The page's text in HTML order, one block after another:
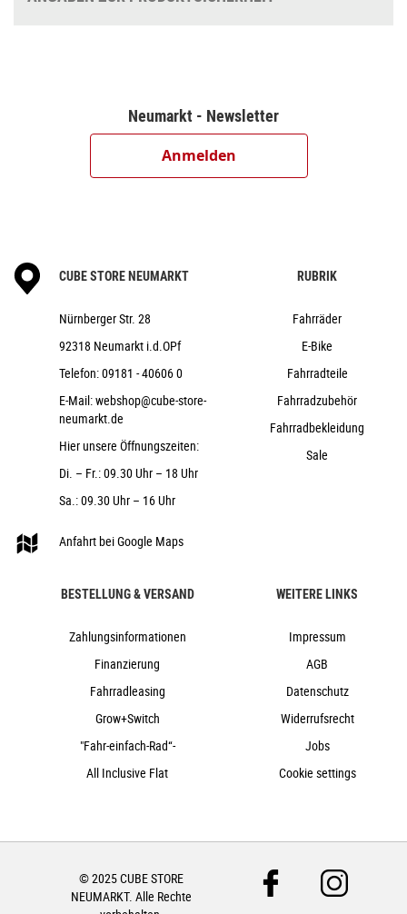
(203/203)
Shimano CN-M6100
Shimano HB-MT400-B, 15mm, Boost,
CUBE Rise Trail Bar Pro, 740mm
ACID React Pro / EE: ACID Hybrid Perform
Routing), BlockLock 120°, Top Zero-Stack 1 1/2" (ZS 56mm),
Bottom Zero-Stack 1 1/2" (ZS 56mm)
ACID PP MTB
CUBE Performance Post, 30.9mm
Natural Fit Sequence
23,4 kg
olive´n´green
2024
e-Bike, Hardtail, Mountainbike
nein
2024
Tiefeinstieg
Scheibenbremsen hydraulisch
nein
nein
625Wh
Neumarkt - Newsletter
Anmelden
CUBE STORE NEUMARKT
Nürnberger Str. 28
92318 Neumarkt i.d.OPf
Telefon:09181 - 40606 0
E-Mail:webshop@cube-store-
neumarkt.de
Hier unsere Öffnungszeiten:
Di. – Fr.: 09.30 Uhr – 18 Uhr
Sa.: 09.30 Uhr – 16 Uhr
Anfahrt bei Google Maps
RUBRIK
Fahrräder
E-Bike
Fahrradteile
Fahrradzubehör
Fahrradbekleidung
Sale
BESTELLUNG & VERSAND
Zahlungsinformationen
Finanzierung
Fahrradleasing
Grow+Switch
"Fahr-einfach-Rad“-
All Inclusive Flat
WEITERE LINKS
Impressum
AGB
Datenschutz
Widerrufsrecht
Jobs
Cookie settings
© 2025 CUBE STORE
NEUMARKT. Alle Rechte